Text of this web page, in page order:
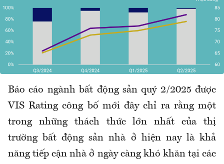
Báo cáo ngành bất động sản quý 2/2025 được
VIS Rating công bố mới đây chỉ ra rằng một
trong những thách thức lớn nhất của thị
trường bất động sản nhà ở hiện nay là khả
năng tiếp cận nhà ở ngày càng khó khăn tại các